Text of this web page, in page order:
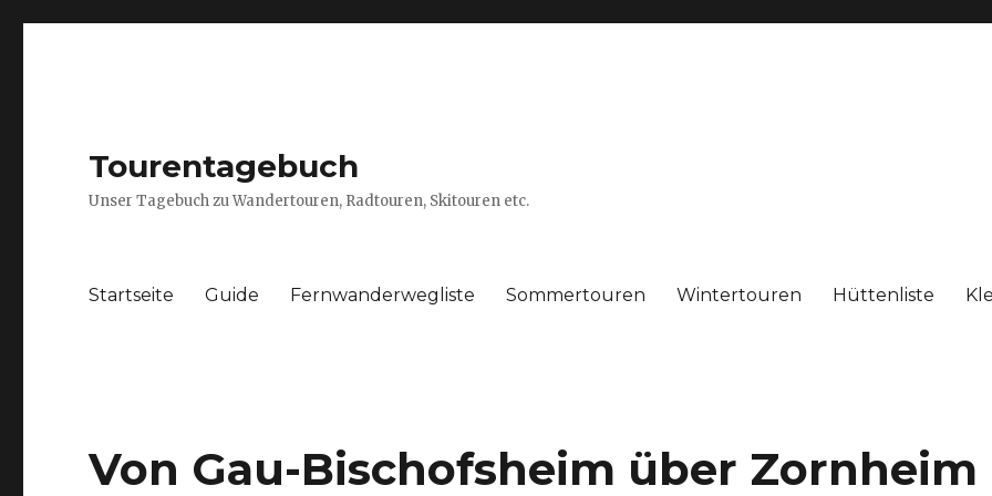
Tourentagebuch
Unser Tagebuch zu Wandertouren, Radtouren, Skitouren etc.
Startseite Guide Fernwanderwegliste Sommertouren Wintertouren Hüttenliste
Von Gau-Bischofsheim über Zornheim